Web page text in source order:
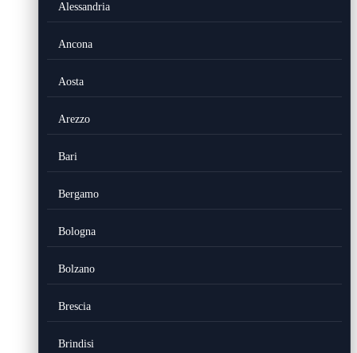
Alessandria
Ancona
Aosta
Arezzo
Bari
Bergamo
Bologna
Bolzano
Brescia
Brindisi